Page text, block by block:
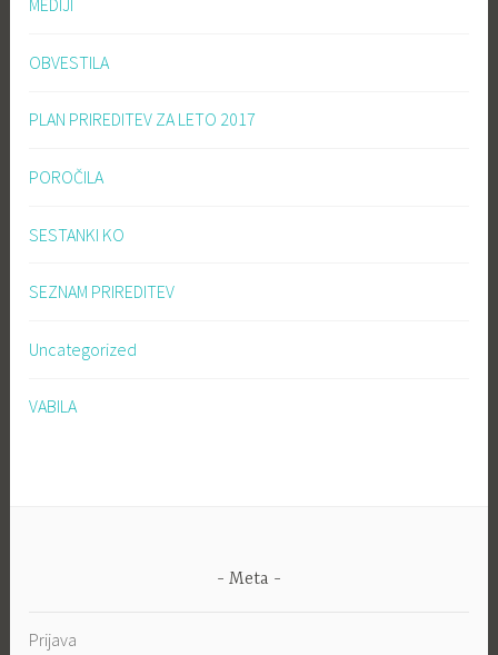
MEDIJI
OBVESTILA
PLAN PRIREDITEV ZA LETO 2017
POROČILA
SESTANKI KO
SEZNAM PRIREDITEV
Uncategorized
VABILA
Meta
Prijava